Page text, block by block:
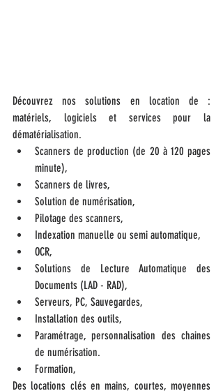
Découvrez nos solutions en location de :
matériels, logiciels et services pour la
dématérialisation.
Scanners de production (de 20 à 120 pages
minute),
Scanners de livres,
Solution de numérisation,
Pilotage des scanners,
Indexation manuelle ou semi automatique,
OCR,
Solutions de Lecture Automatique des
Documents (LAD - RAD),
Serveurs, PC, Sauvegardes,
Installation des outils,
Paramétrage, personnalisation des chaines
de numérisation.
Formation,
Des locations clés en mains, courtes, moyennes